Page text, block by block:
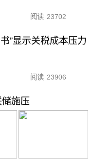
阅读 23702
”显示关税成本压力
阅读 23906
施压